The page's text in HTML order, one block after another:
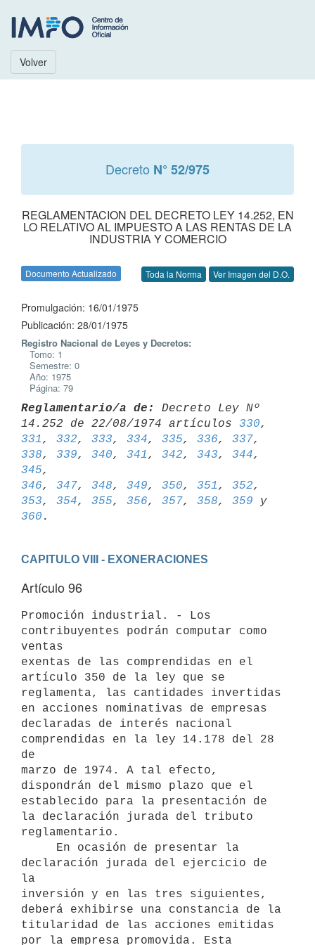
Volver
Decreto N° 52/975
REGLAMENTACION DEL DECRETO LEY 14.252, EN
LO RELATIVO AL IMPUESTO A LAS RENTAS DE LA
INDUSTRIA Y COMERCIO
Documento Actualizado Toda la Norma Ver Imagen del D.O.
Promulgación: 16/01/1975
Publicación: 28/01/1975
Registro Nacional de Leyes y Decretos:
Tomo: 1
Semestre: 0
Año: 1975
Página: 79
Reglamentario/a de:
Decreto Ley Nº
14.252 de 22/08/1974 artículos 330,
331 , 332, 333, 334, 335, 336, 337
338, 339, 340, 341 , 342, 343, 344
345
346, 347, 348, 349, 350, 351 , 352
353, 354, 355, 356, 357, 358, 359 y
360
CAPITULO VIII - EXONERACIONES
Artículo 96
Promoción industrial. - Los
contribuyentes podrán computar como
ventas
exentas de las comprendidas en el
artículo 350 de la ley que se
reglamenta, las cantidades invertidas
en acciones nominativas de empresas
declaradas de interés nacional
comprendidas en la ley 14.178 del 28
de
marzo de 1974. A tal efecto,
dispondrán del mismo plazo que el
establecido para la presentación de
la declaración jurada del tributo
reglamentario.
declaración jurada del ejercicio de
la
inversión y en las tres siguientes,
deberá exhibirse una constancia de la
titularidad de las acciones emitidas
por la empresa promovida. Esta